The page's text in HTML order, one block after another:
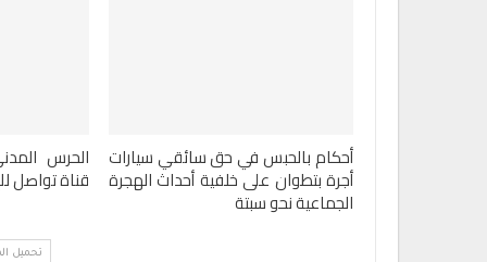
أحكام بالحبس في حق سائقي سيارات
أجرة بتطوان على خلفية أحداث الهجرة
الجماعية نحو سبتة
الحرس
قناة تواصل
تحميل